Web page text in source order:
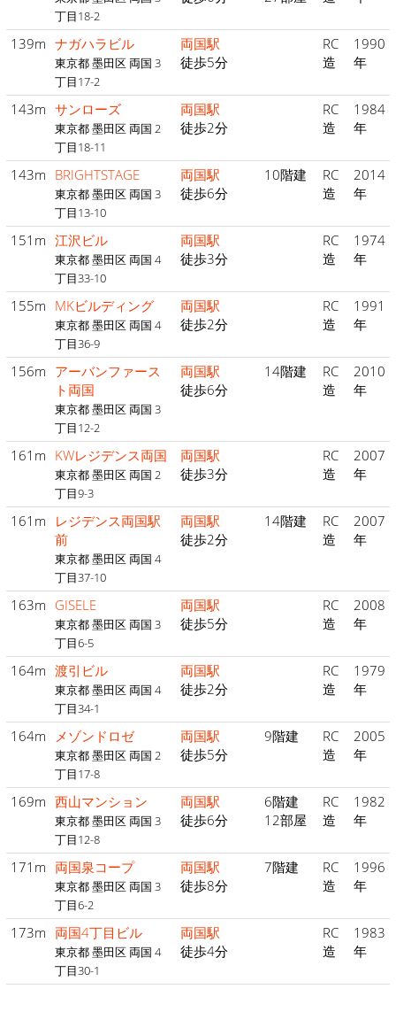
丁目18-2
139m ナガハラビル
東京都 墨田区 両国 3
丁目17-2
両国駅
徒歩5分
RC
造
1990
年
143m サンローズ
東京都 墨田区 両国 2
丁目18-11
両国駅
徒歩2分
RC
造
1984
年
143m BRIGHTSTAGE
東京都 墨田区 両国 3
丁目13-10
両国駅
徒歩6分
10階建
RC
造
2014
年
151m 江沢ビル
東京都 墨田区 両国 4
丁目33-10
両国駅
徒歩3分
RC
造
1974
年
155m MKビルディング
東京都 墨田区 両国 4
丁目36-9
両国駅
徒歩2分
RC
造
1991
年
156m アーバンファース
ト両国
東京都 墨田区 両国 3
丁目12-2
両国駅
徒歩6分
14階建
RC
造
2010
年
161m KWレジデンス両国
東京都 墨田区 両国 2
丁目9-3
両国駅
徒歩3分
RC
造
2007
年
161m
レジデンス両国駅
前
東京都 墨田区 両国 4
丁目37-10
両国駅
徒歩2分
14階建
RC
造
2007
年
163m GISELE
東京都 墨田区 両国 3
丁目6-5
両国駅
徒歩5分
RC
造
2008
年
164m 渡引ビル
東京都 墨田区 両国 4
丁目34-1
両国駅
徒歩2分
RC
造
1979
年
164m メゾンドロゼ
東京都 墨田区 両国 2
丁目17-8
両国駅
徒歩5分
9階建
RC
造
2005
年
169m 西山マンション
東京都 墨田区 両国 3
丁目12-8
両国駅
徒歩6分
6階建
12部屋
RC
造
1982
年
171m 両国泉コープ
東京都 墨田区 両国 3
丁目6-2
両国駅
徒歩8分
7階建
RC
造
1996
年
173m 両国4丁目ビル
東京都 墨田区 両国 4
丁目30-1
両国駅
徒歩4分
RC
造
1983
年